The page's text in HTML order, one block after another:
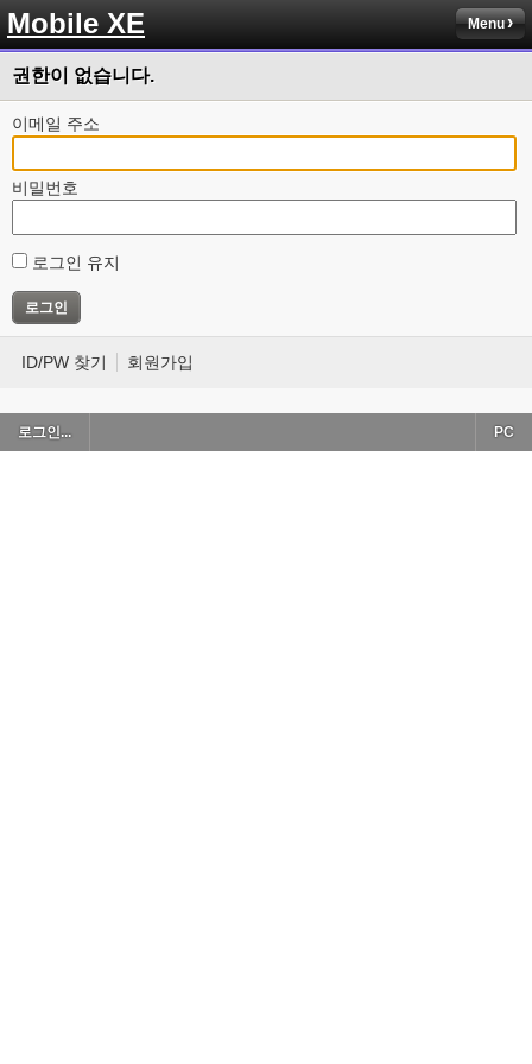
Mobile XE Menu
권한이 없습니다.
이메일 주소
비밀번호
로그인 유지
ID/PW 찾기 회원가입
로그인... PC